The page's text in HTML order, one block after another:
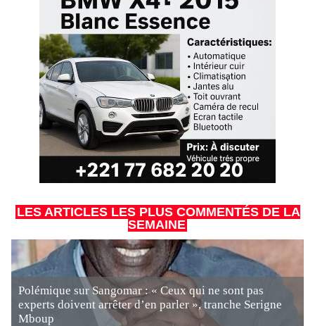
LES ARTICLES LES PLUS COMMENTÉS DE LA
SEMAINE
Polémique sur Sangomar : « Ceux qui ne sont pas
experts doivent arrêter d’en parler », tranche Serigne
Mboup